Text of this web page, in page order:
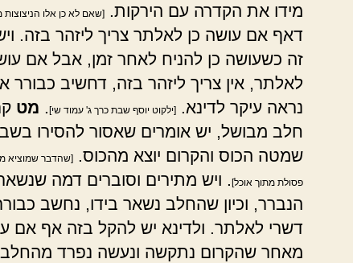
מידו את הקדרה עם הירקות.
[שאם לא כן אלו הניצוצות
דאף אם עושה כן לאלתר צריך ליזהר בזה.
זה כשעושה כן להניח לאחר זמן, אבל אם
לאלתר, אין צריך ליזהר בזה, דחשיב כבורר
נראה עיקר לדינא.
[ילקוט יוסף שבת כרך ג' עמוד שי] מט
חלב מבושל, יש אומרים שאסור להסירו
שמטה הכוס והקרום יוצא מהכוס.
[שהדבר שמוציא
פסולת מתוך אוכל]
. ויש מתירים וסוברים דמה
הנברר, וכיון שהחלב נשאר בידו, נחשב
דשרי לאלתר. ולדינא יש להקל בזה אף אם
מאחר שהקרום נתקשה ונעשה נפרד מהחלב